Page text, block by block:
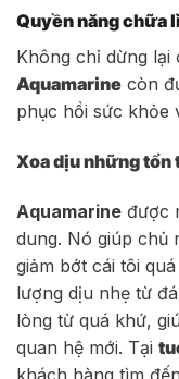
Quyền năng chữa
Không chỉ dừng lại
Aquamarine còn
phục hồi sức khỏe
Xoa dịu những
Aquamarine được
dung. Nó giúp chủ
giảm bớt cái tôi
lượng dịu nhẹ từ
lòng từ quá khứ,
quan hệ mới. Tại
khách hàng tìm